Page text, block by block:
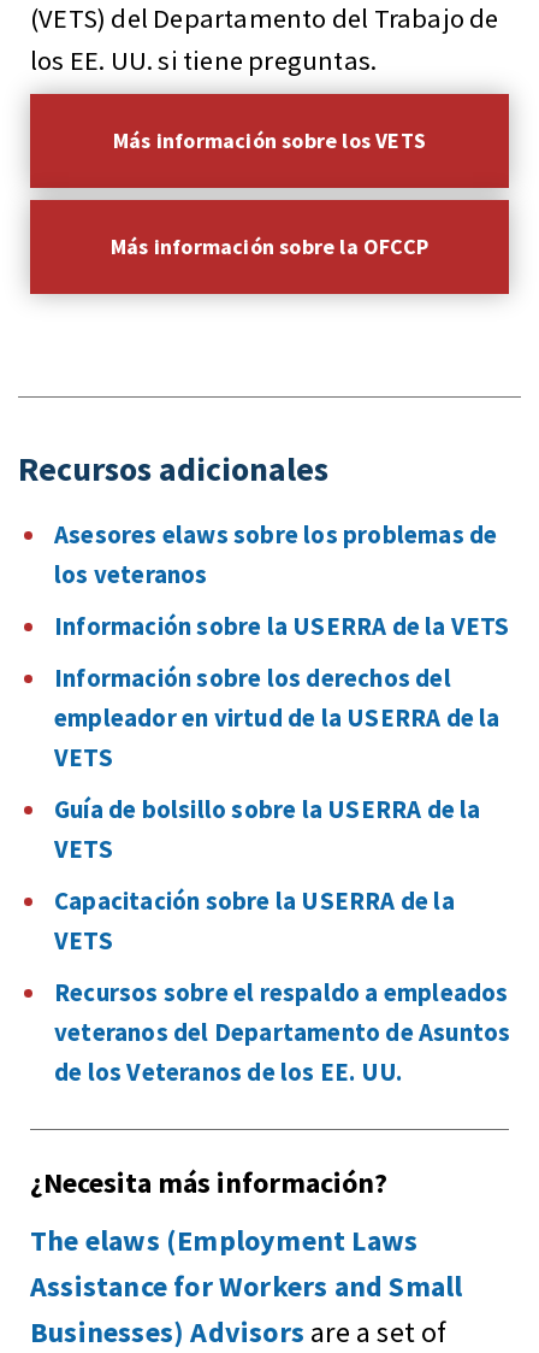
(VETS) del Departamento del Trabajo de
los EE. UU. si tiene preguntas.
Más información sobre los VETS
Más información sobre la OFCCP
Recursos adicionales
Asesores elaws sobre los problemas de
los veteranos
Información sobre la USERRA de la VETS
Información sobre los derechos del
empleador en virtud de la USERRA de la
VETS
Guía de bolsillo sobre la USERRA de la
VETS
Capacitación sobre la USERRA de la
VETS
Recursos sobre el respaldo a empleados
veteranos del Departamento de Asuntos
de los Veteranos de los EE. UU.
¿Necesita más información?
The elaws (Employment Laws
Assistance for Workers and Small
Businesses) Advisors are a set of